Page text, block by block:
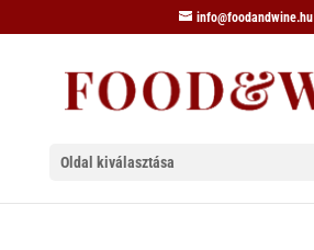
info@foodandwine.hu
Oldal kiválasztása